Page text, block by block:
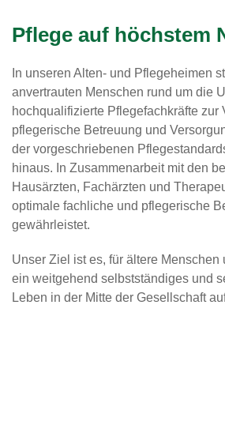
Pflege auf höchstem
In unseren Alten- und Pflegeheimen
anvertrauten Menschen rund um die
hochqualifizierte Pflegefachkräfte zur
pflegerische Betreuung und
der vorgeschriebenen
hinaus. In Zusammenarbeit mit den
Hausärzten, Fachärzten und
optimale fachliche und pflegerische
gewährleistet.
Unser Ziel ist es, für ältere
ein weitgehend selbstständiges und
Leben in der Mitte der Gesellschaft